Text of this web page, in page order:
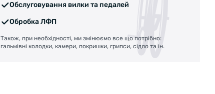
Обслуговування вилки та педалей
Обробка ЛФП
Також, при необхідності, ми змінюємо все що потрібно:
гальмівні колодки, камери, покришки, грипси, сідло та ін.